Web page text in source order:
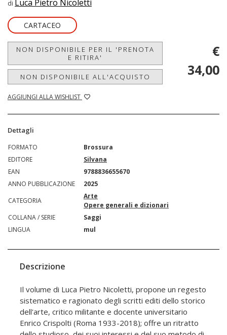
di Luca Pietro Nicoletti
CARTACEO
NON DISPONIBILE PER IL 'PRENOTA
E RITIRA'
NON DISPONIBILE ALL'ACQUISTO
AGGIUNGI ALLA WISHLIST
€
34,00
Dettagli
FORMATO
Brossura
EDITORE
Silvana
EAN
9788836655670
ANNO PUBBLICAZIONE
2025
CATEGORIA
Arte
Opere generali e dizionari
COLLANA / SERIE
Saggi
LINGUA
mul
Descrizione
Il volume di Luca Pietro Nicoletti, propone un regesto
sistematico e ragionato degli scritti editi dello storico
dell'arte, critico militante e docente universitario
Enrico Crispolti (Roma 1933-2018); offre un ritratto